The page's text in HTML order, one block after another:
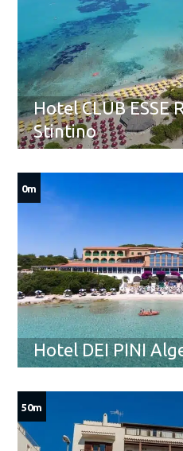
Hotel CLUB ESSE
Stintino
Hotel DEI PINI
0m
50m